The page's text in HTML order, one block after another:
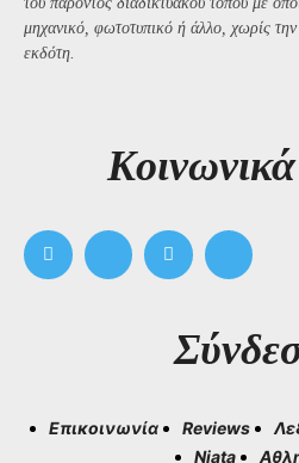
μηχανικό, φωτοτυπικό ή άλλο, χωρίς
εκδότη.
Επικοινωνία Reviews
Niata